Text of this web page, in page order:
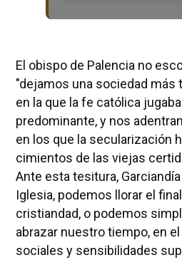
El obispo de Palencia no
"dejamos una sociedad más
en la que la fe católica
predominante, y nos
en los que la secularización
cimientos de las viejas
Ante esta tesitura,
Iglesia, podemos llorar el
cristiandad, o podemos
abrazar nuestro tiempo, en
sociales y sensibilidades